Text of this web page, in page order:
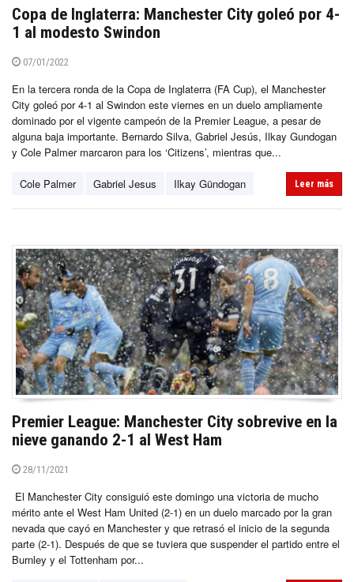
Copa de Inglaterra: Manchester City goleó por 4-
1 al modesto Swindon
07/01/2022
En la tercera ronda de la Copa de Inglaterra (FA Cup), el Manchester
City goleó por 4-1 al Swindon este viernes en un duelo ampliamente
dominado por el vigente campeón de la Premier League, a pesar de
alguna baja importante. Bernardo Silva, Gabriel Jesús, Ilkay Gundogan
y Cole Palmer marcaron para los ‘Citizens’, mientras que...
Cole Palmer Gabriel Jesus Ilkay Gündogan Leer más
Premier League: Manchester City sobrevive en la
nieve ganando 2-1 al West Ham
28/11/2021
El Manchester City consiguió este domingo una victoria de mucho
mérito ante el West Ham United (2-1) en un duelo marcado por la gran
nevada que cayó en Manchester y que retrasó el inicio de la segunda
parte (2-1). Después de que se tuviera que suspender el partido entre el
Burnley y el Tottenham por...